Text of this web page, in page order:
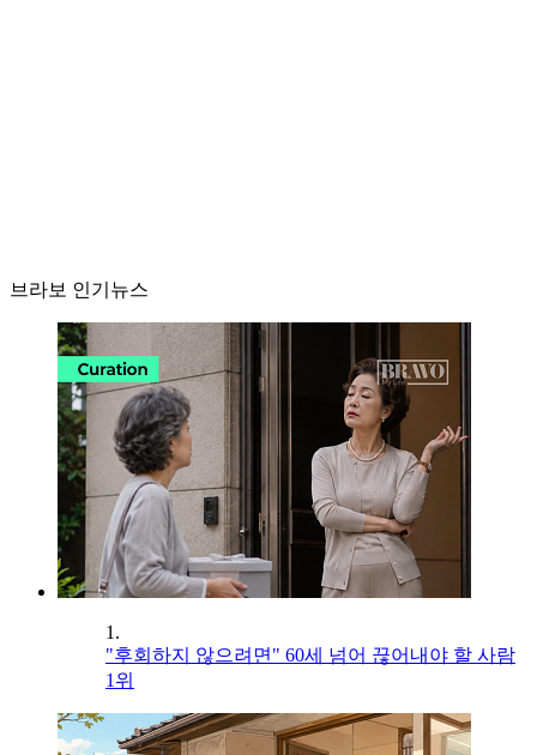
브라보 인기뉴스
1.
"후회하지 않으려면" 60세 넘어 끊어내야 할 사람
1위